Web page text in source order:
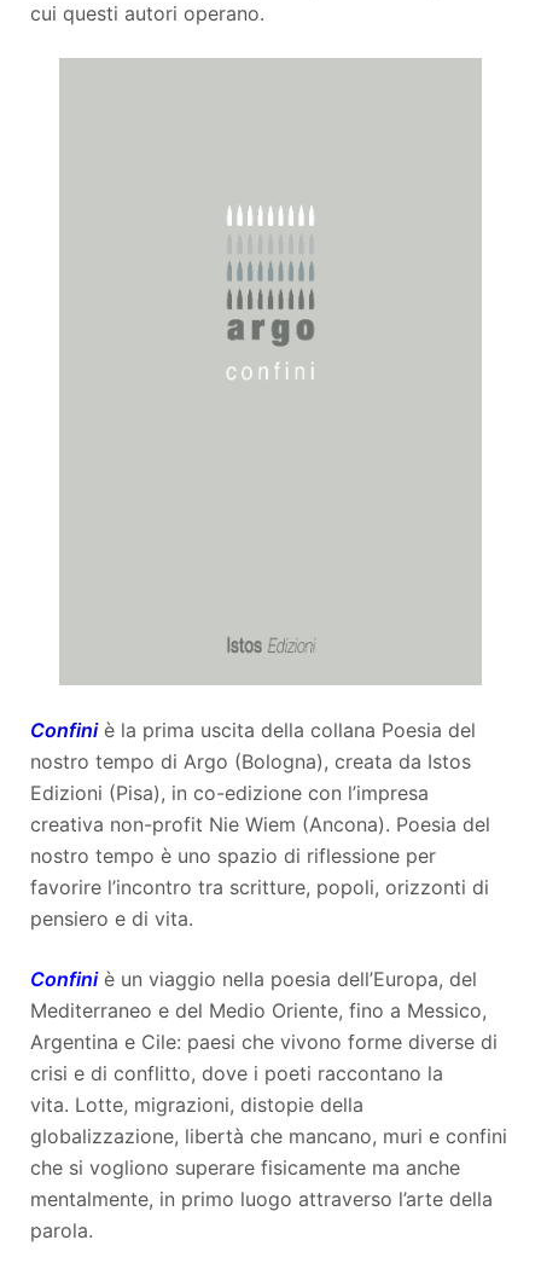
cui questi autori operano.
Confiniè la prima uscita della collana Poesia del
nostro tempo di Argo (Bologna), creata da Istos
Edizioni (Pisa), in co-edizione con l’impresa
creativa non-profit Nie Wiem (Ancona). Poesia del
nostro tempo è uno spazio di riflessione per
favorire l’incontro tra scritture, popoli, orizzonti di
pensiero e di vita.
Confiniè un viaggio nella poesia dell’Europa, del
Mediterraneo e del Medio Oriente, fino a Messico,
Argentina e Cile: paesi che vivono forme diverse di
crisi e di conflitto, dove i poeti raccontano la
vita. Lotte, migrazioni, distopie della
globalizzazione, libertà che mancano, muri e confini
che si vogliono superare fisicamente ma anche
mentalmente, in primo luogo attraverso l’arte della
parola.